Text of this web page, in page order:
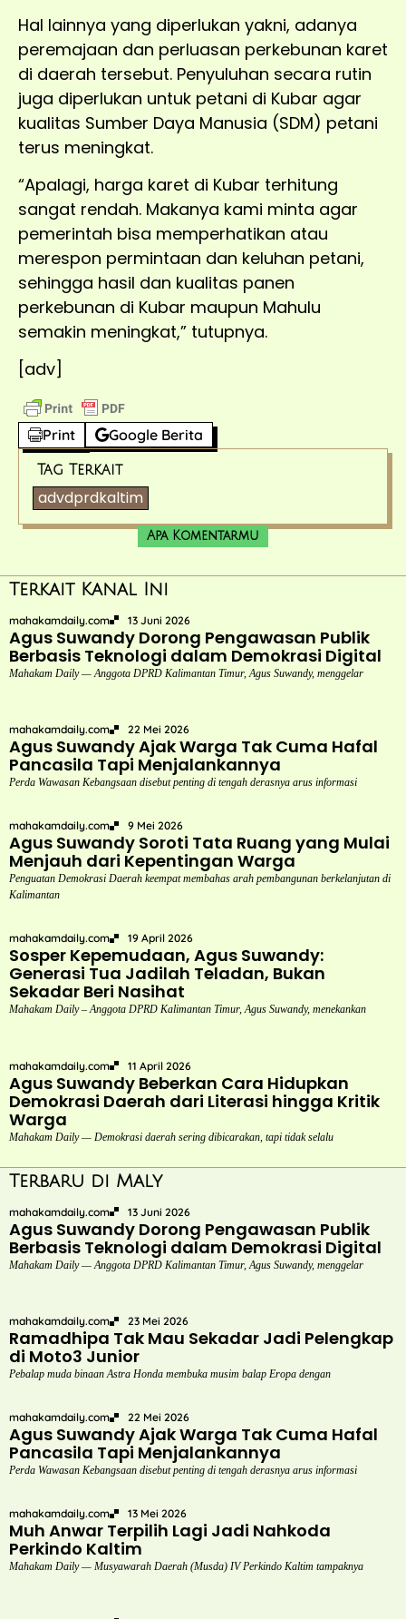
Hal lainnya yang diperlukan yakni, adanya
peremajaan dan perluasan perkebunan karet
di daerah tersebut. Penyuluhan secara rutin
juga diperlukan untuk petani di Kubar agar
kualitas Sumber Daya Manusia (SDM) petani
terus meningkat.
“Apalagi, harga karet di Kubar terhitung
sangat rendah. Makanya kami minta agar
pemerintah bisa memperhatikan atau
merespon permintaan dan keluhan petani,
sehingga hasil dan kualitas panen
perkebunan di Kubar maupun Mahulu
semakin meningkat,” tutupnya.
[adv]
Print Google Berita
Tag Terkait
advdprdkaltim
Apa Komentarmu
Terkait Kanal Ini
mahakamdaily.com 13 Juni 2026
Agus Suwandy Dorong Pengawasan Publik
Berbasis Teknologi dalam Demokrasi Digital
Mahakam Daily — Anggota DPRD Kalimantan Timur, Agus Suwandy, menggelar
mahakamdaily.com 22 Mei 2026
Agus Suwandy Ajak Warga Tak Cuma Hafal
Pancasila Tapi Menjalankannya
Perda Wawasan Kebangsaan disebut penting di tengah derasnya arus informasi
mahakamdaily.com 9 Mei 2026
Agus Suwandy Soroti Tata Ruang yang Mulai
Menjauh dari Kepentingan Warga
Penguatan Demokrasi Daerah keempat membahas arah pembangunan berkelanjutan di
Kalimantan
mahakamdaily.com 19 April 2026
Sosper Kepemudaan, Agus Suwandy:
Generasi Tua Jadilah Teladan, Bukan
Sekadar Beri Nasihat
Mahakam Daily – Anggota DPRD Kalimantan Timur, Agus Suwandy, menekankan
mahakamdaily.com 11 April 2026
Agus Suwandy Beberkan Cara Hidupkan
Demokrasi Daerah dari Literasi hingga Kritik
Warga
Mahakam Daily — Demokrasi daerah sering dibicarakan, tapi tidak selalu
Terbaru di Maly
mahakamdaily.com 13 Juni 2026
Agus Suwandy Dorong Pengawasan Publik
Berbasis Teknologi dalam Demokrasi Digital
Mahakam Daily — Anggota DPRD Kalimantan Timur, Agus Suwandy, menggelar
mahakamdaily.com 23 Mei 2026
Ramadhipa Tak Mau Sekadar Jadi Pelengkap
di Moto3 Junior
Pebalap muda binaan Astra Honda membuka musim balap Eropa dengan
mahakamdaily.com 22 Mei 2026
Agus Suwandy Ajak Warga Tak Cuma Hafal
Pancasila Tapi Menjalankannya
Perda Wawasan Kebangsaan disebut penting di tengah derasnya arus informasi
mahakamdaily.com 13 Mei 2026
Muh Anwar Terpilih Lagi Jadi Nahkoda
Perkindo Kaltim
Mahakam Daily — Musyawarah Daerah (Musda) IV Perkindo Kaltim tampaknya